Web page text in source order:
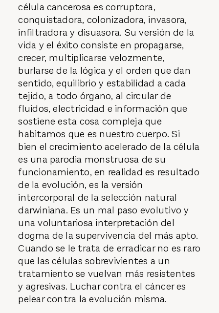
célula cancerosa es corruptora,
conquistadora, colonizadora, invasora,
infiltradora y disuasora. Su versión de la
vida y el éxito consiste en propagarse,
crecer, multiplicarse velozmente,
burlarse de la lógica y el orden que dan
sentido, equilibrio y estabilidad a cada
tejido, a todo órgano, al circular de
fluidos, electricidad e información que
sostiene esta cosa compleja que
habitamos que es nuestro cuerpo. Si
bien el crecimiento acelerado de la célula
es una parodia monstruosa de su
funcionamiento, en realidad es resultado
de la evolución, es la versión
intercorporal de la selección natural
darwiniana. Es un mal paso evolutivo y
una voluntariosa interpretación del
dogma de la supervivencia del más apto.
Cuando se le trata de erradicar no es raro
que las células sobrevivientes a un
tratamiento se vuelvan más resistentes
y agresivas. Luchar contra el cáncer es
pelear contra la evolución misma.